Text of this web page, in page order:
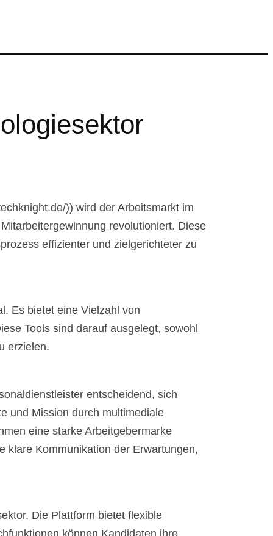
)) wird der Arbeitsmarkt im
revolutioniert. Diese
effizienter und zielgerichteter zu
Es bietet eine Vielzahl von
Tools sind darauf ausgelegt, sowohl
erzielen.
entscheidend, sich
und Mission durch multimediale
eine starke Arbeitgebermarke
klare Kommunikation der Erwartungen,
Die Plattform bietet flexible